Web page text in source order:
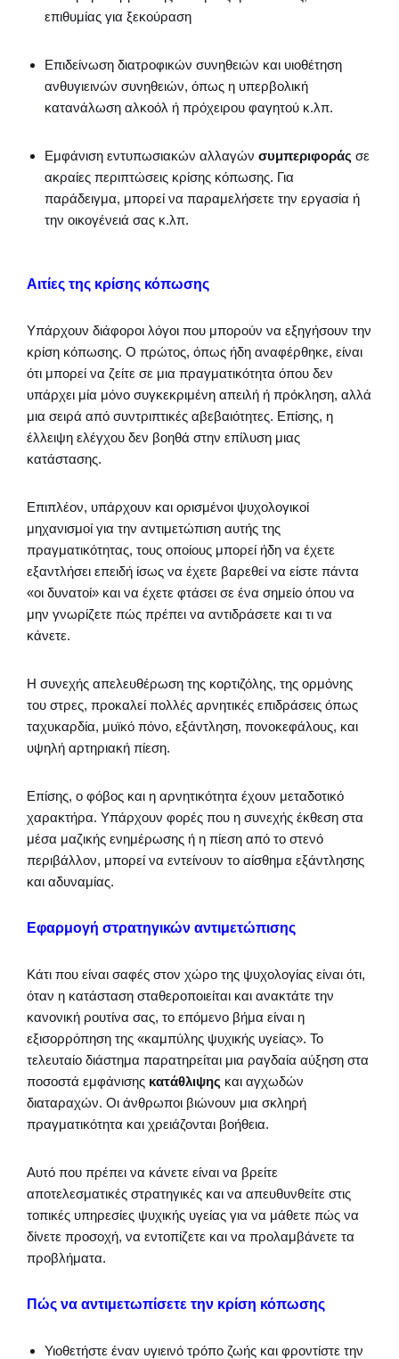
επιθυμίας για ξεκούραση
Επιδείνωση διατροφικών συνηθειών και υιοθέτηση
ανθυγιεινών συνηθειών, όπως η υπερβολική
κατανάλωση αλκοόλ ή πρόχειρου φαγητού κ.λπ.
Εμφάνιση εντυπωσιακών αλλαγών συμπεριφοράς σε
ακραίες περιπτώσεις κρίσης κόπωσης. Για
παράδειγμα, μπορεί να παραμελήσετε την εργασία ή
την οικογένειά σας κ.λπ.
Αιτίες της κρίσης κόπωσης
Υπάρχουν διάφοροι λόγοι που μπορούν να εξηγήσουν την
κρίση κόπωσης. Ο πρώτος, όπως ήδη αναφέρθηκε, είναι
ότι μπορεί να ζείτε σε μια πραγματικότητα όπου δεν
υπάρχει μία μόνο συγκεκριμένη απειλή ή πρόκληση, αλλά
μια σειρά από συντριπτικές αβεβαιότητες. Επίσης, η
έλλειψη ελέγχου δεν βοηθά στην επίλυση μιας
κατάστασης.
Επιπλέον, υπάρχουν και ορισμένοι ψυχολογικοί
μηχανισμοί για την αντιμετώπιση αυτής της
πραγματικότητας, τους οποίους μπορεί ήδη να έχετε
εξαντλήσει επειδή ίσως να έχετε βαρεθεί να είστε πάντα
«οι δυνατοί» και να έχετε φτάσει σε ένα σημείο όπου να
μην γνωρίζετε πώς πρέπει να αντιδράσετε και τι να
κάνετε.
Η συνεχής απελευθέρωση της κορτιζόλης, της ορμόνης
του στρες, προκαλεί πολλές αρνητικές επιδράσεις όπως
ταχυκαρδία, μυϊκό πόνο, εξάντληση, πονοκεφάλους, και
υψηλή αρτηριακή πίεση.
Επίσης, ο φόβος και η αρνητικότητα έχουν μεταδοτικό
χαρακτήρα. Υπάρχουν φορές που η συνεχής έκθεση στα
μέσα μαζικής ενημέρωσης ή η πίεση από το στενό
περιβάλλον, μπορεί να εντείνουν το αίσθημα εξάντλησης
και αδυναμίας.
Εφαρμογή στρατηγικών αντιμετώπισης
Κάτι που είναι σαφές στον χώρο της ψυχολογίας είναι ότι,
όταν η κατάσταση σταθεροποιείται και ανακτάτε την
κανονική ρουτίνα σας, το επόμενο βήμα είναι η
εξισορρόπηση της «καμπύλης ψυχικής υγείας». Το
τελευταίο διάστημα παρατηρείται μια ραγδαία αύξηση στα
ποσοστά εμφάνισης κατάθλιψης και αγχωδών
διαταραχών. Οι άνθρωποι βιώνουν μια σκληρή
πραγματικότητα και χρειάζονται βοήθεια.
Αυτό που πρέπει να κάνετε είναι να βρείτε
αποτελεσματικές στρατηγικές και να απευθυνθείτε στις
τοπικές υπηρεσίες ψυχικής υγείας για να μάθετε πώς να
δίνετε προσοχή, να εντοπίζετε και να προλαμβάνετε τα
προβλήματα.
Πώς να αντιμετωπίσετε την κρίση κόπωσης
Υιοθετήστε έναν υγιεινό τρόπο ζωής και φροντίστε την